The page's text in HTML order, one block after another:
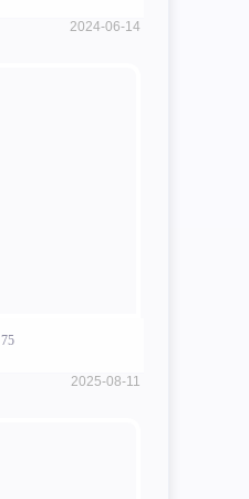
2024-06-14
75
2025-08-11